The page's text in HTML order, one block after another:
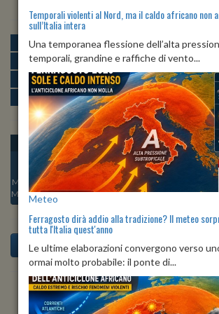
MATTINA min:22º max:30º
POMERIGGIO min:31º max:33º
SERA min:26º max:31º
NOTTE min: 22º max:25º
OGGI
Min:
26°C
Max:31°C
DOM 09
Min:
Max:29°C
LUN 10
Min:24°C
Max:32°C
MAR 11
Min:
24°C
Max:31°C
MER 12
Max:32°C
Previsioni del Tempo a Taurano di oggi
Temporali violenti al Nord, ma il caldo africano non
sull’Italia intera
Una temporanea flessione dell’alta
temporali, grandine e raffiche di vento...
Meteo
Ferragosto dirà addio alla tradizione? Il meteo
tutta l'Italia quest'anno
Le ultime elaborazioni convergono verso
ormai molto probabile: il ponte di...